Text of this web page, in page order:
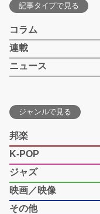
記事タイプで見る
コラム
連載
ニュース
ジャンルで見る
邦楽
K-POP
ジャズ
映画／映像
その他